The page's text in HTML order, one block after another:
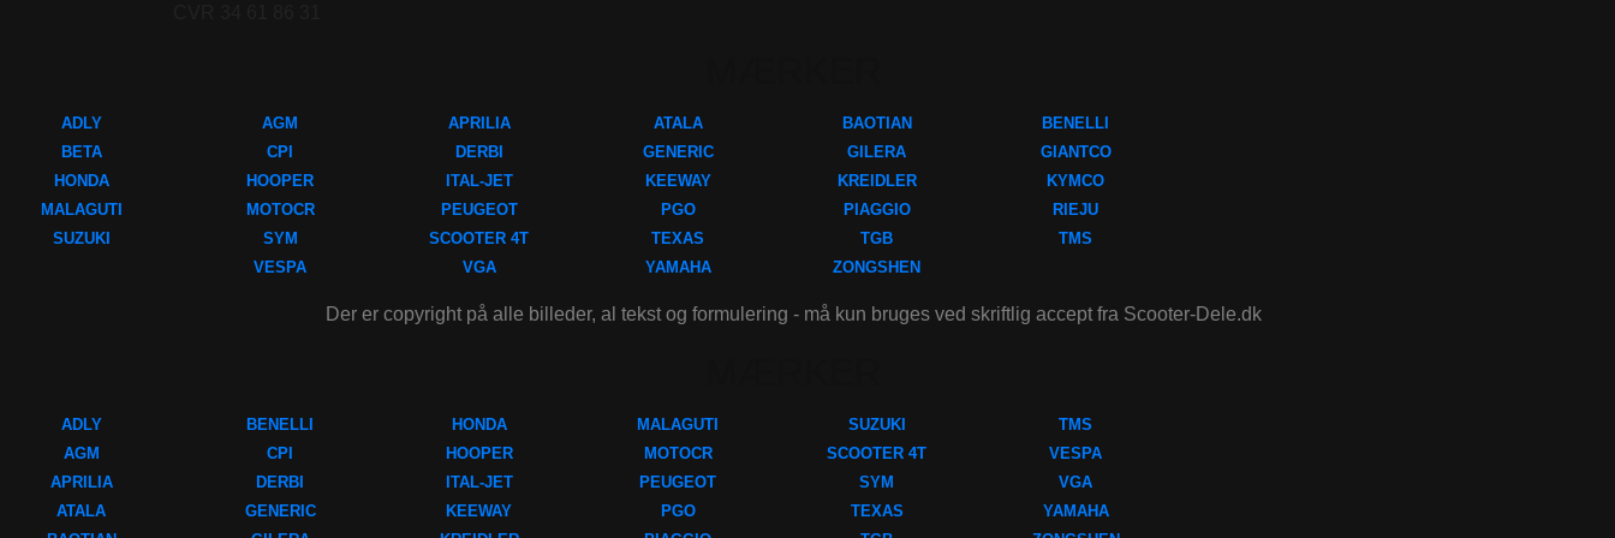
ADLY
BETA
HONDA
MALAGUTI
SUZUKI
AGM
CPI
HOOPER
MOTOCR
SYM
VESPA
APRILIA
DERBI
ITAL-JET
PEUGEOT
SCOOTER 4T
VGA
ATALA
GENERIC
KEEWAY
PGO
TEXAS
YAMAHA
BAOTIAN
GILERA
KREIDLER
PIAGGIO
TGB
ZONGSHEN
BENELLI
GIANTCO
KYMCO
RIEJU
TMS
Der er copyright på alle billeder, al tekst og formulering - må kun bruges ved skriftlig accept fra Scooter-Dele.dk
ADLY
AGM
APRILIA
ATALA
BENELLI
CPI
DERBI
GENERIC
HONDA
HOOPER
ITAL-JET
KEEWAY
MALAGUTI
MOTOCR
PEUGEOT
PGO
SUZUKI
SCOOTER 4T
SYM
TEXAS
TMS
VESPA
VGA
YAMAHA